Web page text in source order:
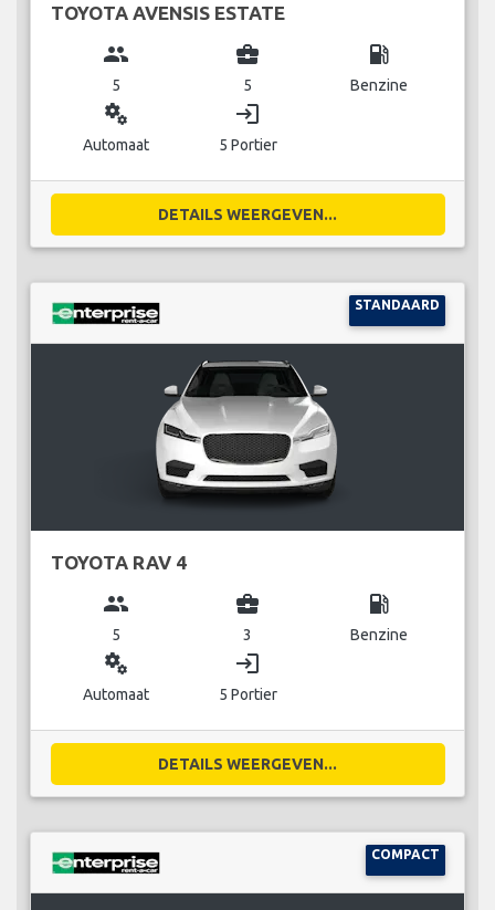
TOYOTA AVENSIS ESTATE
group
5
business_center
5
local_gas_station
Benzine
miscellaneous_services
Automaat
login
5 Portier
DETAILS WEERGEVEN...
STANDAARD
TOYOTA RAV 4
group
5
business_center
3
local_gas_station
Benzine
miscellaneous_services
Automaat
login
5 Portier
DETAILS WEERGEVEN...
COMPACT